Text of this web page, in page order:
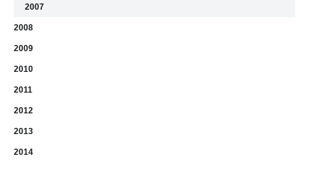
2007
2008
2009
2010
2011
2012
2013
2014